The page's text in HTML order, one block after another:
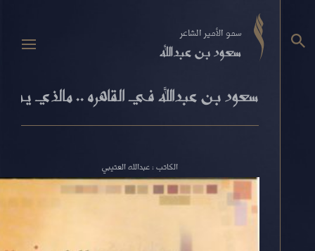
سمو الأمير الشاعر
سعود بن عبدالله
سعود بن عبدالله في القاهره .. مالذي
الكاتب : عبدالله العتيبي